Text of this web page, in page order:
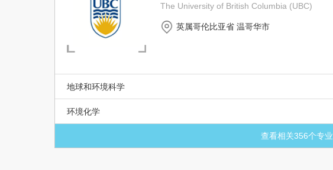
The University of British Columbia (UBC)
英属哥伦比亚省 温哥华市
地球和环境科学
环境化学
查看相关356个专业